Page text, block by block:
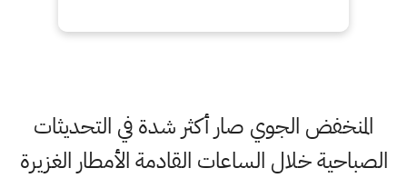
المنخفض الجوي صار أكثر شدة في التحديثات
الصباحية خلال الساعات القادمة الأمطار الغزيرة